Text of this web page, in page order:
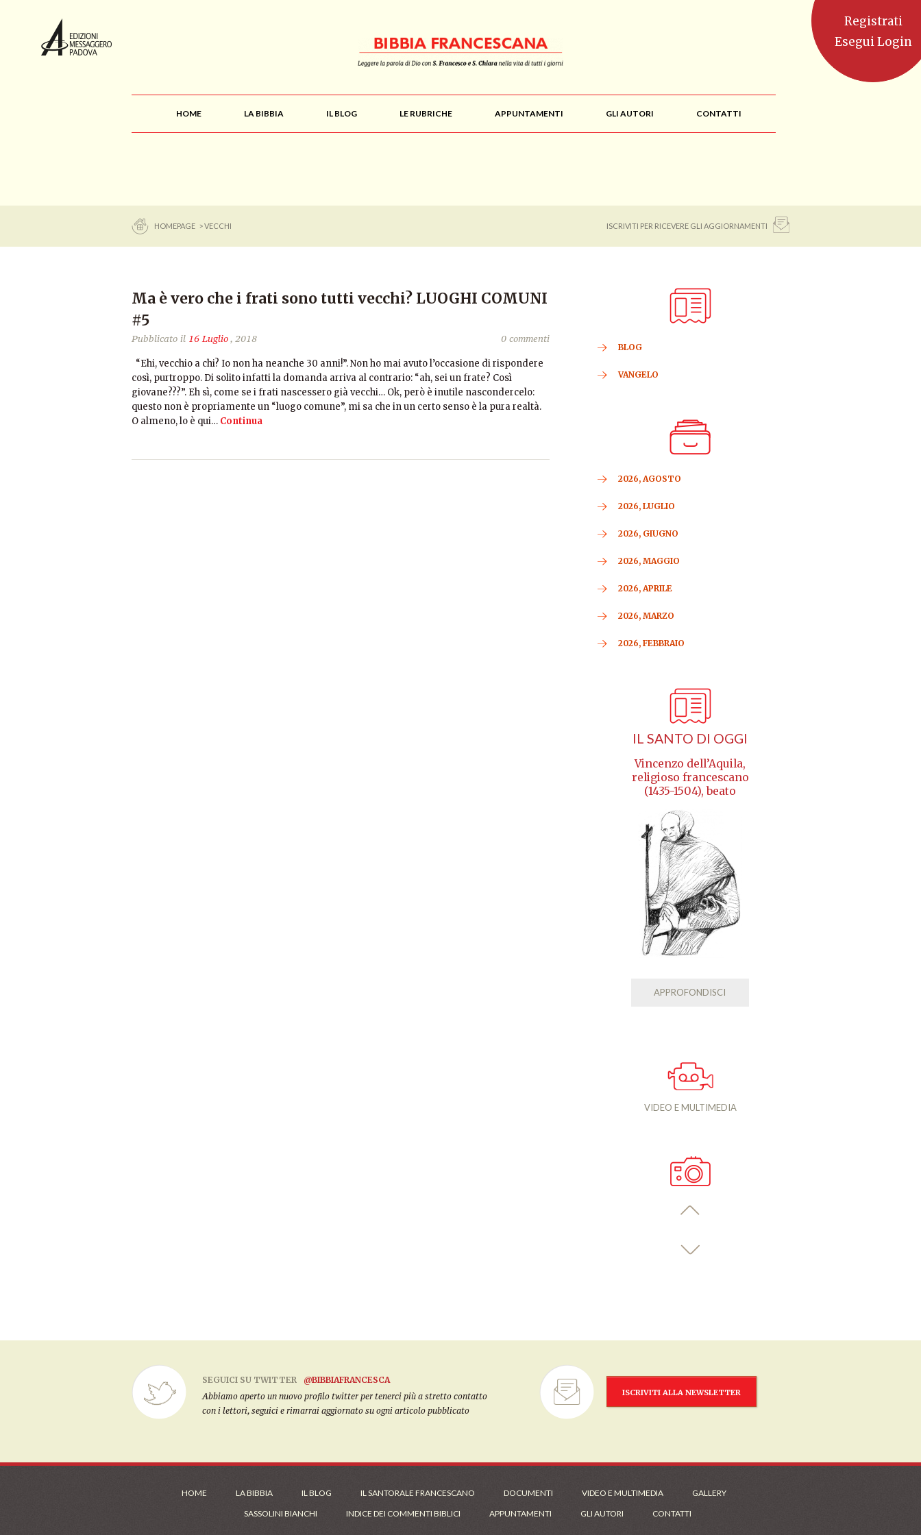
HOME LA BIBBIA IL BLOG LE RUBRICHE APPUNTAMENTI GLI AUTORI CONTATTI
HOMEPAGE > VECCHI ISCRIVITI PER RICEVERE GLI AGGIORNAMENTI
Ma è vero che i frati sono tutti vecchi? LUOGHI COMUNI
#5
Pubblicato il 16 Luglio, 2018 0 commenti
“Ehi, vecchio a chi? Io non ha neanche 30 anni!”. Non ho mai avuto l’occasione di rispondere
così, purtroppo. Di solito infatti la domanda arriva al contrario: “ah, sei un frate? Così
giovane???”. Eh sì, come se i frati nascessero già vecchi… Ok, però è inutile nascondercelo:
questo non è propriamente un “luogo comune”, mi sa che in un certo senso è la pura realtà.
O almeno, lo è qui… Continua
BLOG
VANGELO
2026, AGOSTO
2026, LUGLIO
2026, GIUGNO
2026, MAGGIO
2026, APRILE
2026, MARZO
2026, FEBBRAIO
IL SANTO DI OGGI
Vincenzo dell’Aquila,
religioso francescano
(1435-1504), beato
APPROFONDISCI
VIDEO E MULTIMEDIA
SEGUICI SU TWITTER
@BIBBIAFRANCESCA
Abbiamo aperto un nuovo profilo twitter per tenerci più a stretto contatto
con i lettori, seguici e rimarrai aggiornato su ogni articolo pubblicato
ISCRIVITI ALLA NEWSLETTER
HOME LA BIBBIA IL BLOG IL SANTORALE FRANCESCANO DOCUMENTI VIDEO E MULTIMEDIA
GALLERY
SASSOLINI BIANCHI
INDICE DEI COMMENTI BIBLICI APPUNTAMENTI GLI AUTORI CONTATTI
Registrati
Esegui Login